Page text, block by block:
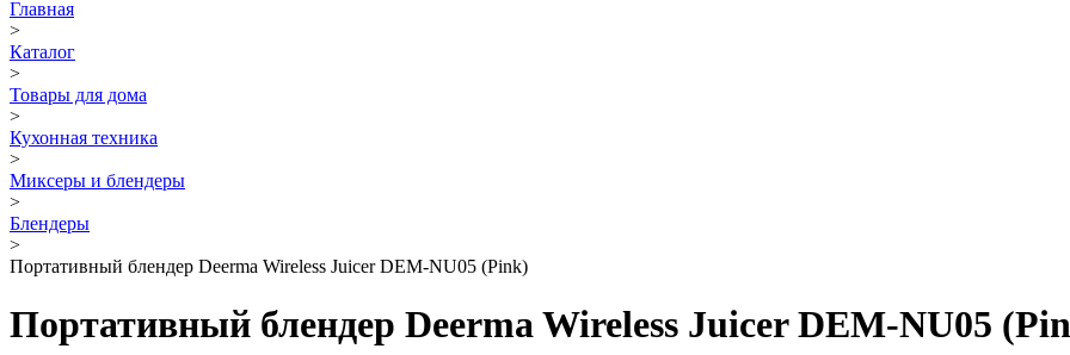
Главная
>
Каталог
>
Товары для дома
>
Кухонная техника
>
Миксеры и блендеры
>
Блендеры
>
Портативный блендер Deerma Wireless Juicer DEM-NU05 (Pink)
Портативный блендер Deerma Wireless Juicer DEM-NU05